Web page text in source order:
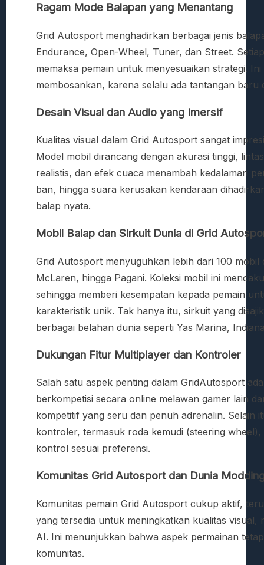
Ragam Mode Balapan yang Menantang
Grid Autosport menghadirkan berbagai jenis
Endurance, Open-Wheel, Tuner, dan Street.
memaksa pemain untuk menyesuaikan strategi.
membosankan, karena selalu ada tantangan baru
Desain Visual dan Audio yang Imersif
Kualitas visual dalam Grid Autosport sangat
Model mobil dirancang dengan akurasi tinggi,
realistis, dan efek cuaca menambah kedalaman
ban, hingga suara kerusakan kendaraan
balap nyata.
Mobil Balap dan Sirkuit Dunia di Grid
Grid Autosport menyuguhkan lebih dari 100
McLaren, hingga Pagani. Koleksi mobil ini
sehingga memberi kesempatan kepada pemain
karakteristik unik. Tak hanya itu, sirkuit yang
berbagai belahan dunia seperti Yas Marina,
Dukungan Fitur Multiplayer dan Kontroler
Salah satu aspek penting dalam GridAutosport
berkompetisi secara online melawan gamer lain
kompetitif yang seru dan penuh adrenalin. Selain
kontroler, termasuk roda kemudi (steering
kontrol sesuai preferensi.
Komunitas Grid Autosport dan Dunia
Komunitas pemain Grid Autosport cukup aktif,
yang tersedia untuk meningkatkan kualitas
AI. Ini menunjukkan bahwa aspek permainan
komunitas.